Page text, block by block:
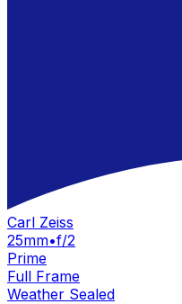
Carl Zeiss
25mm•f/2
Prime
Full Frame
Weather Sealed